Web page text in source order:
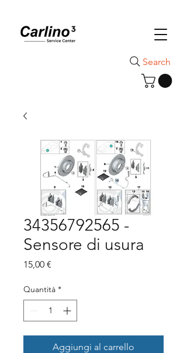
Search
34356792565 -
Sensore di usura
15,00 €
Quantità *
Aggiungi al carrello